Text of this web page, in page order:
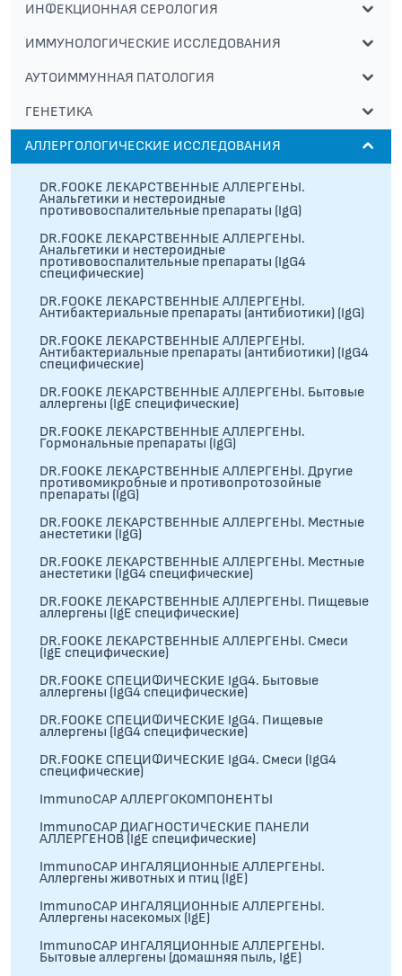
ИНФЕКЦИОННАЯ СЕРОЛОГИЯ
ИММУНОЛОГИЧЕСКИЕ ИССЛЕДОВАНИЯ
АУТОИММУННАЯ ПАТОЛОГИЯ
ГЕНЕТИКА
АЛЛЕРГОЛОГИЧЕСКИЕ ИССЛЕДОВАНИЯ
DR.FOOKE ЛЕКАРСТВЕННЫЕ АЛЛЕРГЕНЫ.
Анальгетики и нестероидные
противовоспалительные препараты (IgG)
DR.FOOKE ЛЕКАРСТВЕННЫЕ АЛЛЕРГЕНЫ.
Анальгетики и нестероидные
противовоспалительные препараты (IgG4
специфические)
DR.FOOKE ЛЕКАРСТВЕННЫЕ АЛЛЕРГЕНЫ.
Антибактериальные препараты (антибиотики) (IgG)
DR.FOOKE ЛЕКАРСТВЕННЫЕ АЛЛЕРГЕНЫ.
Антибактериальные препараты (антибиотики) (IgG4
специфические)
DR.FOOKE ЛЕКАРСТВЕННЫЕ АЛЛЕРГЕНЫ. Бытовые
аллергены (IgE специфические)
DR.FOOKE ЛЕКАРСТВЕННЫЕ АЛЛЕРГЕНЫ.
Гормональные препараты (IgG)
DR.FOOKE ЛЕКАРСТВЕННЫЕ АЛЛЕРГЕНЫ. Другие
противомикробные и противопротозойные
препараты (IgG)
DR.FOOKE ЛЕКАРСТВЕННЫЕ АЛЛЕРГЕНЫ. Местные
анестетики (IgG)
DR.FOOKE ЛЕКАРСТВЕННЫЕ АЛЛЕРГЕНЫ. Местные
анестетики (IgG4 специфические)
DR.FOOKE ЛЕКАРСТВЕННЫЕ АЛЛЕРГЕНЫ. Пищевые
аллергены (IgE специфические)
DR.FOOKE ЛЕКАРСТВЕННЫЕ АЛЛЕРГЕНЫ. Смеси
(IgE специфические)
DR.FOOKE СПЕЦИФИЧЕСКИЕ IgG4. Бытовые
аллергены (IgG4 специфические)
DR.FOOKE СПЕЦИФИЧЕСКИЕ IgG4. Пищевые
аллергены (IgG4 специфические)
DR.FOOKE СПЕЦИФИЧЕСКИЕ IgG4. Смеси (IgG4
специфические)
ImmunoCAP АЛЛЕРГОКОМПОНЕНТЫ
ImmunoCAP ДИАГНОСТИЧЕСКИЕ ПАНЕЛИ
АЛЛЕРГЕНОВ (IgE специфические)
ImmunoCAP ИНГАЛЯЦИОННЫЕ АЛЛЕРГЕНЫ.
Аллергены животных и птиц (IgE)
ImmunoCAP ИНГАЛЯЦИОННЫЕ АЛЛЕРГЕНЫ.
Аллергены насекомых (IgE)
ImmunoCAP ИНГАЛЯЦИОННЫЕ АЛЛЕРГЕНЫ.
Бытовые аллергены (домашняя пыль, IgЕ)